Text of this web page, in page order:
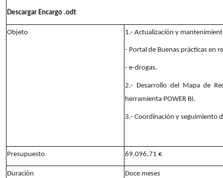
Descargar Encargo .odt
Objeto 1.- Actualización y
- Portal de Buenas prácticas en
- e-drogas.
2.- Desarrollo del Mapa de
herramienta POWER BI.
3.- Coordinación y seguimiento
Presupuesto 69.096,71 €
Duración Doce meses